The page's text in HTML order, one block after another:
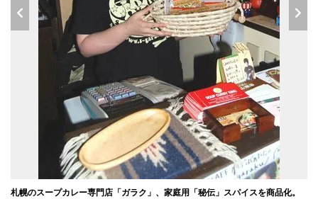
札幌のスープカレー専門店「ガラク」、家庭用「秘伝」スパイスを商品化。